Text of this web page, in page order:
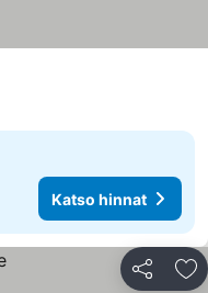
Katso hinnat
Jaa